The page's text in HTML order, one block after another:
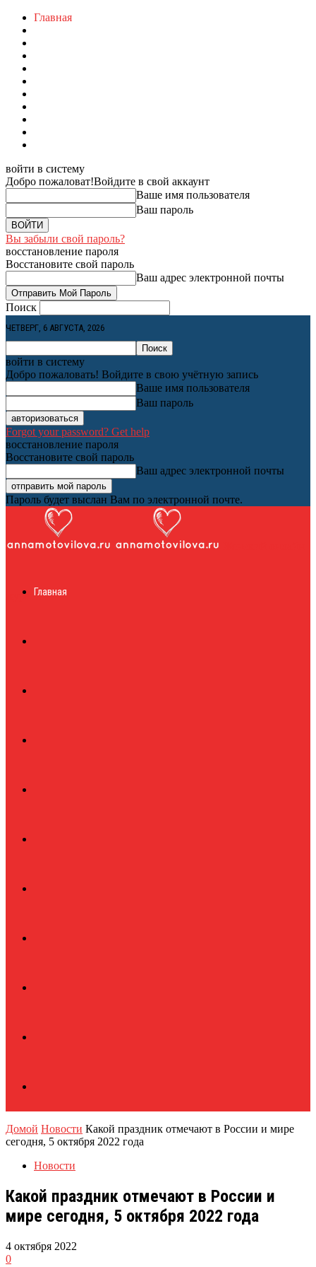
Главная
войти в систему
Добро пожаловат!Войдите в свой аккаунт
Ваше имя пользователя
Ваш пароль
Вы забыли свой пароль?
восстановление пароля
Восстановите свой пароль
Ваш адрес электронной почты
Поиск
ЧЕТВЕРГ, 6 АВГУСТА, 2026
войти в систему
Добро пожаловать! Войдите в свою учётную запись
Ваше имя пользователя
Ваш пароль
Forgot your password? Get help
восстановление пароля
Восстановите свой пароль
Ваш адрес электронной почты
Пароль будет выслан Вам по электронной почте.
журналГлавная
Домой Новости Какой праздник отмечают в России и мире
сегодня, 5 октября 2022 года
Новости
Какой праздник отмечают в России и
мире сегодня, 5 октября 2022 года
4 октября 2022
0